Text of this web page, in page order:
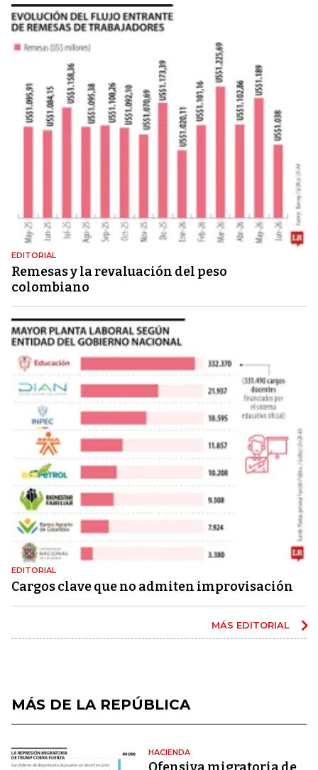
EDITORIAL
Remesas y la revaluación del peso
colombiano
EDITORIAL
Cargos clave que no admiten improvisación
MÁS EDITORIAL
MÁS DE LA REPÚBLICA
HACIENDA